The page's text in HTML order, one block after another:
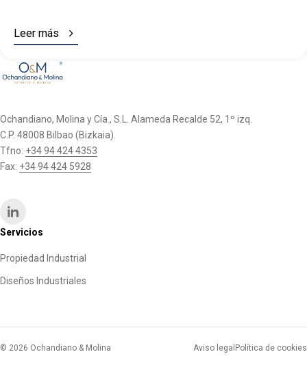
Leer más 
Ochandiano, Molina y Cía., S.L. Alameda Recalde 52, 1º izq.
C.P. 48008 Bilbao (Bizkaia).
Tfno: +34 94 424 4353
Fax: +34 94 424 5928
Servicios
Propiedad Industrial
Diseños Industriales
© 2026 Ochandiano & Molina Aviso legal Política de cookies